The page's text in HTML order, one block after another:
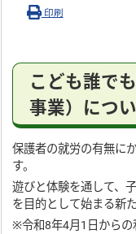
印刷
こども誰で
事業）につ
保護者の就労の有無に
す。
遊びと体験を通して、
を目的として始まる新
※令和8年4月1日からの